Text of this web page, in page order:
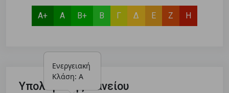
Α+ Α
Ενεργειακή
Κλάση: Α
Β+ Β Γ Δ Ε Ζ Η
Υπολογιστής Δανείου